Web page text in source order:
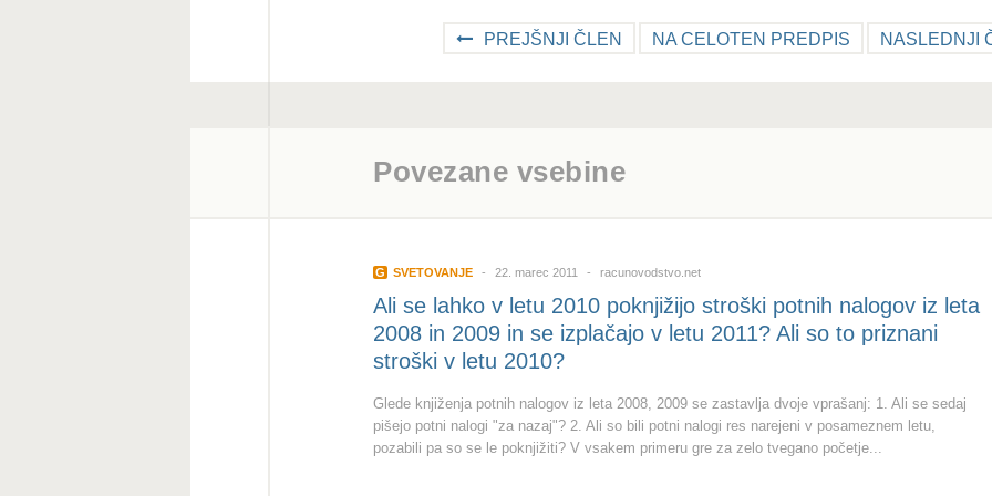
PREJŠNJI ČLEN NA CELOTEN PREDPIS NASLEDNJI
Povezane vsebine
G SVETOVANJE 22. marec 2011 racunovodstvo.net
Ali se lahko v letu 2010 poknjižijo stroški potnih nalogov iz leta
2008 in 2009 in se izplačajo v letu 2011? Ali so to priznani
stroški v letu 2010?
Glede knjiženja potnih nalogov iz leta 2008, 2009 se zastavlja dvoje vprašanj: 1. Ali se sedaj
pišejo potni nalogi "za nazaj"? 2. Ali so bili potni nalogi res narejeni v posameznem letu,
pozabili pa so se le poknjižiti? V vsakem primeru gre za zelo tvegano početje...